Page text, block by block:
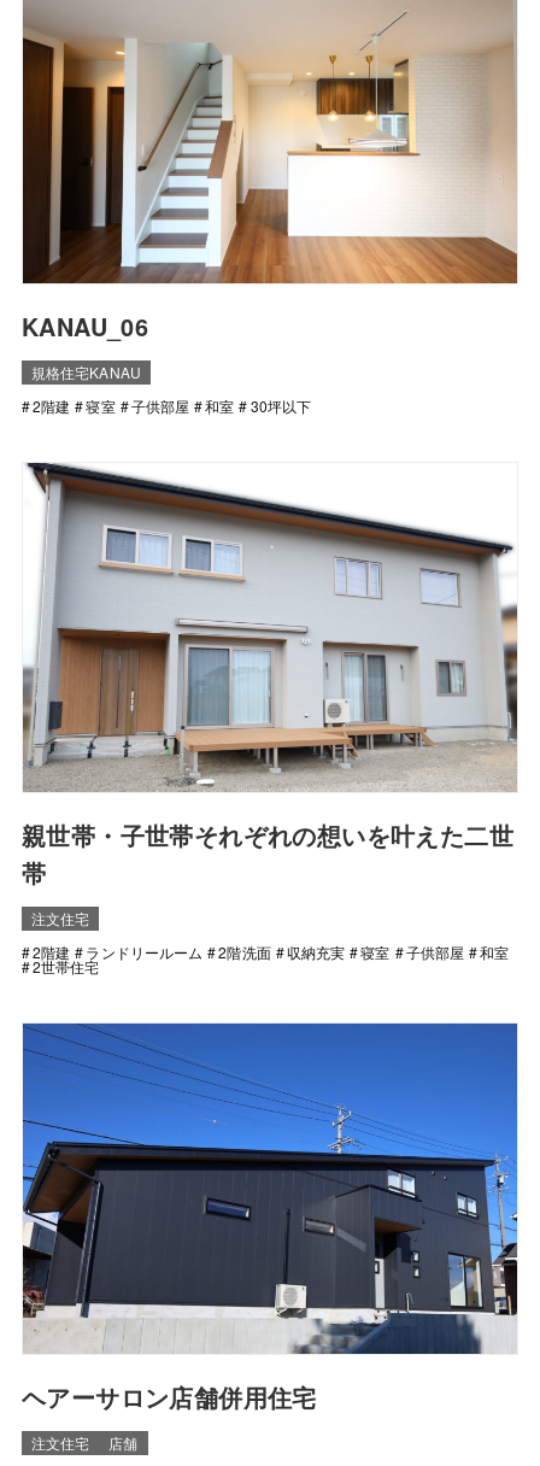
KANAU_06
規格住宅KANAU
2階建
寝室 子供部屋 和室 30坪以下
親世帯・子世帯それぞれの想いを叶えた二世
帯
注文住宅
2階建
ランドリールーム 2階洗面 収納充実 寝室 子供部屋 和室
2世帯住宅
ヘアーサロン店舗併用住宅
注文住宅
店舗